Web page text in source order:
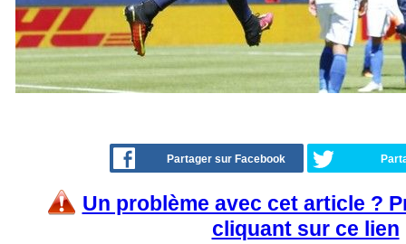
Partager sur Facebook
Un problème avec cet article ?
cliquant sur ce lien